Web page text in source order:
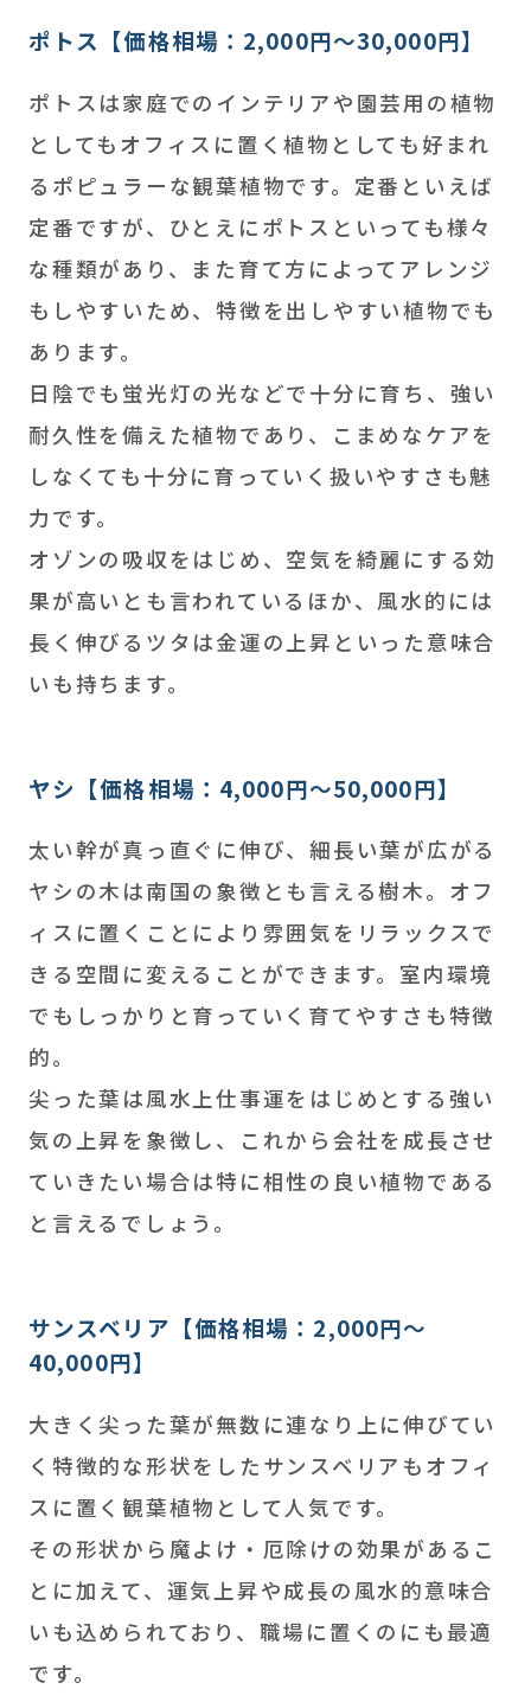
ポトス【価格相場：2,000円～30,000円】
ポトスは家庭でのインテリアや園芸用の植物
としてもオフィスに置く植物としても好まれ
るポピュラーな観葉植物です。定番といえば
定番ですが、ひとえにポトスといっても様々
な種類があり、また育て方によってアレンジ
もしやすいため、特徴を出しやすい植物でも
あります。
日陰でも蛍光灯の光などで十分に育ち、強い
耐久性を備えた植物であり、こまめなケアを
しなくても十分に育っていく扱いやすさも魅
力です。
オゾンの吸収をはじめ、空気を綺麗にする効
果が高いとも言われているほか、風水的には
長く伸びるツタは金運の上昇といった意味合
いも持ちます。
ヤシ【価格相場：4,000円～50,000円】
太い幹が真っ直ぐに伸び、細長い葉が広がる
ヤシの木は南国の象徴とも言える樹木。オフ
ィスに置くことにより雰囲気をリラックスで
きる空間に変えることができます。室内環境
でもしっかりと育っていく育てやすさも特徴
的。
尖った葉は風水上仕事運をはじめとする強い
気の上昇を象徴し、これから会社を成長させ
ていきたい場合は特に相性の良い植物である
と言えるでしょう。
サンスベリア【価格相場：2,000円～
40,000円】
大きく尖った葉が無数に連なり上に伸びてい
く特徴的な形状をしたサンスベリアもオフィ
スに置く観葉植物として人気です。
その形状から魔よけ・厄除けの効果があるこ
とに加えて、運気上昇や成長の風水的意味合
いも込められており、職場に置くのにも最適
です。